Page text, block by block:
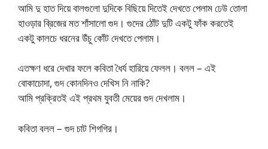
আমি দু হাত দিয়ে বালগুলো দুদিকে বিছিয়ে দিতেই দেখতে পেলাম ঢেউ তোলা
হাওড়ার ব্রিজের মত শাঁসালো গুদ। গুদের ঠোঁট দুটি একটু ফাঁক করতেই
একটু কালচে ধরনের উঁচু কোঁট দেখতে পেলাম।
এতক্ষণ ধরে দেখার ফলে কবিতা ধৈর্য হারিয়ে ফেলল। বলল – এই
বোকাচোদা, গুদ কোনদিনও দেখিস নি নাকি?
আমি প্রক্রিতই এই প্রথম যুবতী মেয়ের গুদ দেখলাম।
কবিতা বলল – গুদ চাট শিগগির।